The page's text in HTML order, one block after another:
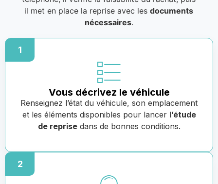
il met en place la reprise avec lesdocuments
nécessaires.
1
Vous décrivez le véhicule
Renseignez l’état du véhicule, son emplacement
et les éléments disponibles pour lancer l’étude
de reprisedans de bonnes conditions.
2